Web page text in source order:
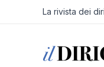
La rivista dei
Navigazione